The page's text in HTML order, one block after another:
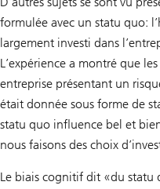
formulée avec un statu quo:
largement investi dans
L’expérience a montré que
entreprise présentant un
était donnée sous forme de
statu quo influence bel et
nous faisons des choix
Le biais cognitif dit «du statu